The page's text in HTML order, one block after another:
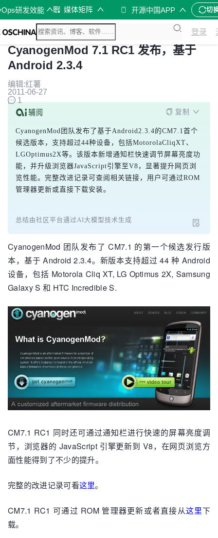
研发效能 媒体矩阵 开源中国APP 切
登录
CyanogenMod 7.1 RC1 发布，基于
Android 2.3.4
编辑:红薯
2011-06-27
1
复制
CyanogenMod团队发布了基于Android2.3.4的CM7.1首个
候选版本，支持超过44种设备，包括MotorolaCliqXT、
LGOptimus2X等。该版本新增通知栏快速调节屏幕亮度功
能，并升级浏览器JavaScript引擎至V8，显著提升网页浏
览性能。完整改进记录可查阅相关链接，用户可通过ROM
管理器更新或直接下载安装。
总结由社区平台通过AI大模型技术生成
CyanogenMod 团队发布了 CM7.1 的第一个候选发行版
本，基于 Android 2.3.4。新版本支持超过 44 种 Android
设备，包括 Motorola Cliq XT, LG Optimus 2X, Samsung
Galaxy S 和 HTC Incredible S.
CM7.1 RC1 同时还可通过通知栏进行快速的屏幕亮度调
节，浏览器的 JavaScript 引擎更新到 V8，在网页浏览方
面性能得到了不少的提升。
完整的改进记录可看这里。
CM7.1 RC1 可通过 ROM 管理器更新或者直接从这里下
载。